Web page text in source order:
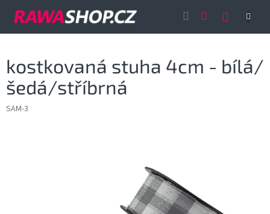
kostkovaná stuha 4cm - bílá/
šedá/stříbrná
SAM-3